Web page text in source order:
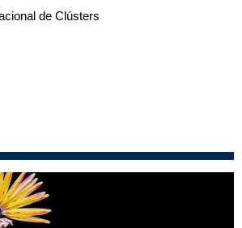
de Clústers